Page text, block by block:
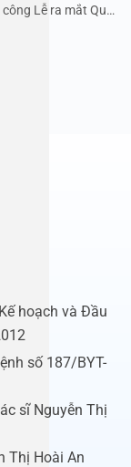
Lễ ra mắt Quỹ
hoạch và Đầu
số 187/BYT-
sĩ Nguyễn Thị
Thị Hoài An